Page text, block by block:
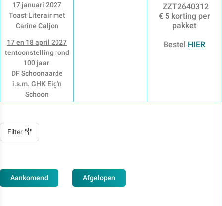
17 januari 2027
Toast Literair met
Carine Caljon
17 en 18 april 2027
tentoonstelling rond
100 jaar
DF Schoonaarde
i.s.m. GHK Eig'n
Schoon
ZZT2640312
€ 5 korting per
pakket
Bestel HIER
Filter
Aankomend Afgelopen